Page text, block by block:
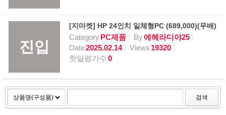
진입
[지마켓] HP 24인치 일체형PC (689,000)(무배)
CategoryPC제품 By에헤라디야25
Date2025.02.14 Views 19320
핫딜평가수0
검색